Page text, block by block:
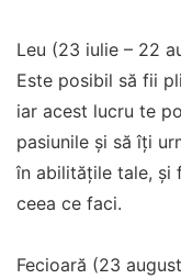
Leu (23 iulie – 22
Este posibil să fii
iar acest lucru te
pasiunile și să îți
în abilitățile tale,
ceea ce faci.
Fecioară (23